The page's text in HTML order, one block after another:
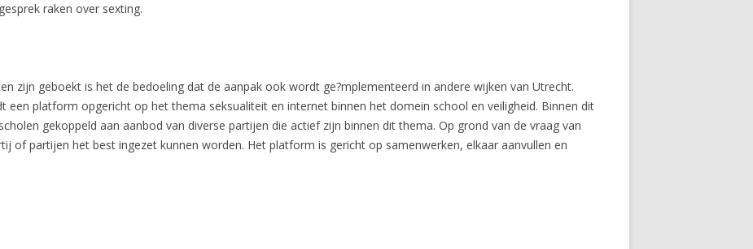
raken over sexting.
zijn geboekt is het de bedoeling dat de aanpak ook wordt ge?mplementeerd in andere wijken van Utrecht.
een platform opgericht op het thema seksualiteit en internet binnen het domein school en veiligheid. Binnen dit
gekoppeld aan aanbod van diverse partijen die actief zijn binnen dit thema. Op grond van de vraag van
of partijen het best ingezet kunnen worden. Het platform is gericht op samenwerken, elkaar aanvullen en